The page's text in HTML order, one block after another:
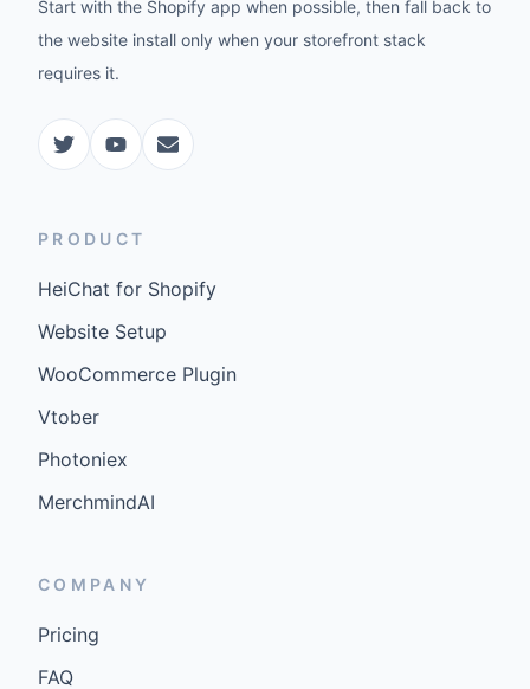
Start with the Shopify app when possible, then fall back to
the website install only when your storefront stack
requires it.
PRODUCT
HeiChat for Shopify
Website Setup
WooCommerce Plugin
Vtober
Photoniex
MerchmindAI
COMPANY
Pricing
FAQ